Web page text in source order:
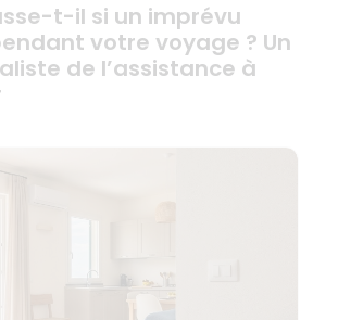
t-il si un imprévu
votre voyage ? Un
de l’assistance à